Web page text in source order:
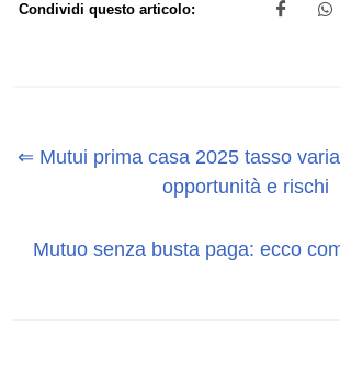
Condividi questo articolo:
⇐ Mutui prima casa 2025 tasso
opportunità e rischi
Mutuo senza busta paga: ecco